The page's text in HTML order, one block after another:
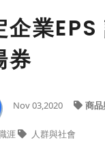
企業
券
Nov 03,2020 商
涯 人群與社會